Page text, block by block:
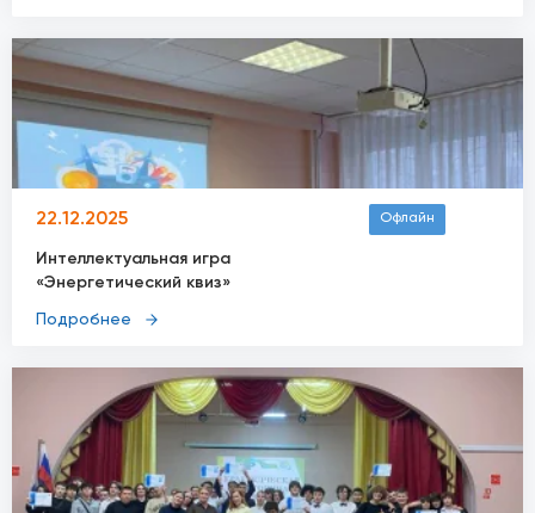
22.12.2025 Офлайн
Интеллектуальная игра
«Энергетический квиз»
Подробнее